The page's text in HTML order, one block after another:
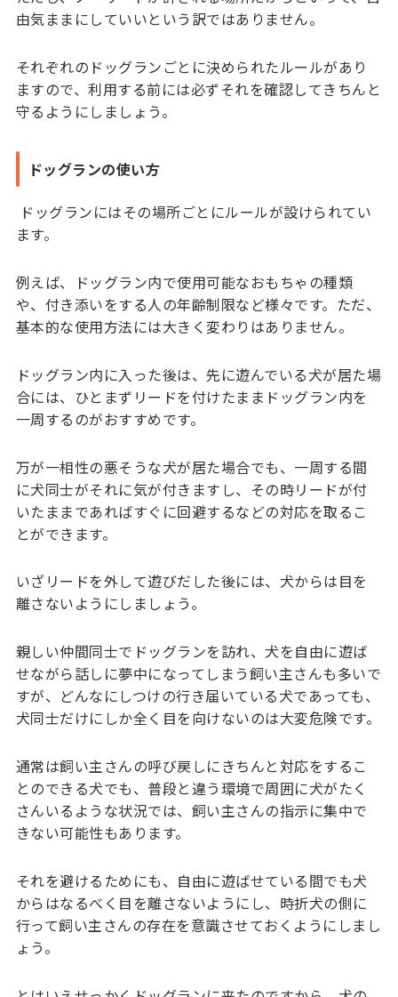
由気ままにしていいという訳ではありません。
それぞれのドッグランごとに決められたルールがあり
ますので、利用する前には必ずそれを確認してきちんと
守るようにしましょう。
ドッグランの使い方
ドッグランにはその場所ごとにルールが設けられてい
ます。
例えば、ドッグラン内で使用可能なおもちゃの種類
や、付き添いをする人の年齢制限など様々です。ただ、
基本的な使用方法には大きく変わりはありません。
ドッグラン内に入った後は、先に遊んでいる犬が居た場
合には、ひとまずリードを付けたままドッグラン内を
一周するのがおすすめです。
万が一相性の悪そうな犬が居た場合でも、一周する間
に犬同士がそれに気が付きますし、その時リードが付
いたままであればすぐに回避するなどの対応を取るこ
とができます。
いざリードを外して遊びだした後には、犬からは目を
離さないようにしましょう。
親しい仲間同士でドッグランを訪れ、犬を自由に遊ば
せながら話しに夢中になってしまう飼い主さんも多いで
すが、どんなにしつけの行き届いている犬であっても、
犬同士だけにしか全く目を向けないのは大変危険です。
通常は飼い主さんの呼び戻しにきちんと対応をするこ
とのできる犬でも、普段と違う環境で周囲に犬がたく
さんいるような状況では、飼い主さんの指示に集中で
きない可能性もあります。
それを避けるためにも、自由に遊ばせている間でも犬
からはなるべく目を離さないようにし、時折犬の側に
行って飼い主さんの存在を意識させておくようにしまし
ょう。